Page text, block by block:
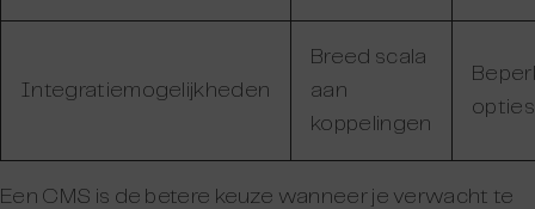
Integratiemogelijkheden
Breed scala
aan
koppelingen
opties
Een CMS is de betere keuze wanneer je verwacht te